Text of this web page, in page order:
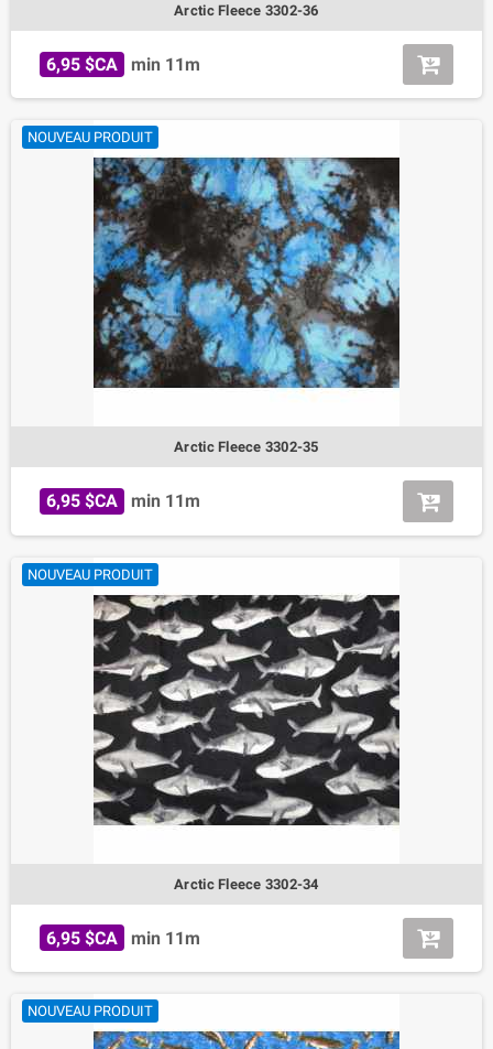
Arctic Fleece 3302-36
6,95 $CA min 11m
NOUVEAU PRODUIT
Arctic Fleece 3302-35
6,95 $CA min 11m
NOUVEAU PRODUIT
Arctic Fleece 3302-34
6,95 $CA min 11m
NOUVEAU PRODUIT